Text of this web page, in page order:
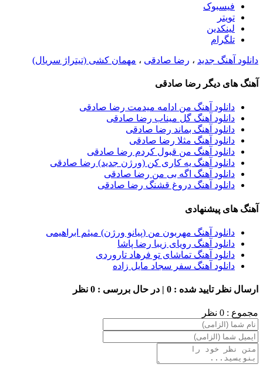
فيسبوک
تويتر
لینکدین
تلگرام
دانلود آهنگ جدید ، رضا صادقی ، مهمان کشی (تیتراژ سریال)
آهنگ های دیگر رضا صادقی
دانلود آهنگ من ادامه میدمت رضا صادقی
دانلود آهنگ گل میناب رضا صادقی
دانلود آهنگ بماند رضا صادقی
دانلود آهنگ مثلا رضا صادقی
دانلود آهنگ من قبول کردم رضا صادقی
دانلود آهنگ یه کاری کن (ورژن جدید) رضا صادقی
دانلود آهنگ اگه بی من رضا صادقی
دانلود آهنگ دروغ قشنگ رضا صادقی
آهنگ های پیشنهادی
دانلود آهنگ مهربون من (پیانو ورژن) میثم ابراهیمی
دانلود آهنگ رویای زیبا رضا پاشا
دانلود آهنگ تماشای تو فرهاد تاروردی
دانلود آهنگ سفر سجاد مایل زاده
ارسال نظرتایید شده : 0 | در حال بررسی : 0 نظر
مجموع : 0 نظر